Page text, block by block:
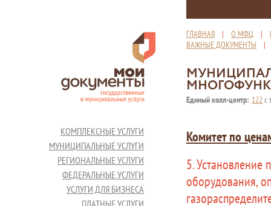
ГЛАВНАЯ | О МФЦ |
ВАЖНЫЕ ДОКУМЕНТЫ
Единый колл-центр: 122с
КОМПЛЕКСНЫЕ УСЛУГИ
МУНИЦИПАЛЬНЫЕ УСЛУГИ
РЕГИОНАЛЬНЫЕ УСЛУГИ
ФЕДЕРАЛЬНЫЕ УСЛУГИ
УСЛУГИ ДЛЯ БИЗНЕСА
ПЛАТНЫЕ УСЛУГИ
Комитет по
5. Установление
оборудования,